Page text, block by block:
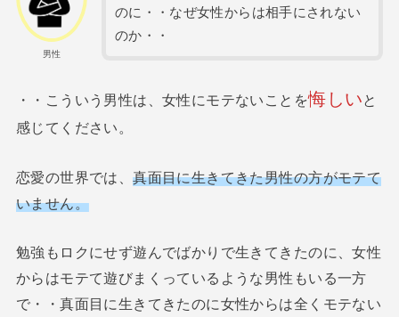
男性
のに・・なぜ女性からは相手にされない
のか・・
・・こういう男性は、女性にモテないことを悔しいと
感じてください。
恋愛の世界では、真面目に生きてきた男性の方がモテて
いません。
勉強もロクにせず遊んでばかりで生きてきたのに、女性
からはモテて遊びまくっているような男性もいる一方
で・・真面目に生きてきたのに女性からは全くモテない